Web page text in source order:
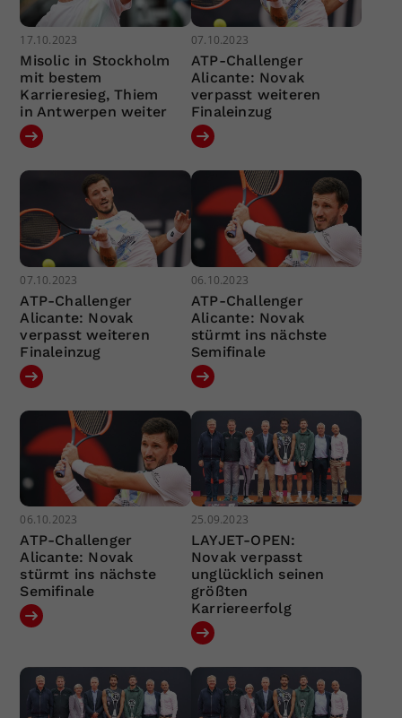
17.10.2023
Misolic in Stockholm
mit bestem
Karrieresieg, Thiem
in Antwerpen weiter
07.10.2023
ATP-Challenger
Alicante: Novak
verpasst weiteren
Finaleinzug
07.10.2023
ATP-Challenger
Alicante: Novak
verpasst weiteren
Finaleinzug
06.10.2023
ATP-Challenger
Alicante: Novak
stürmt ins nächste
Semifinale
06.10.2023
ATP-Challenger
Alicante: Novak
stürmt ins nächste
Semifinale
25.09.2023
LAYJET-OPEN:
Novak verpasst
unglücklich seinen
größten
Karriereerfolg